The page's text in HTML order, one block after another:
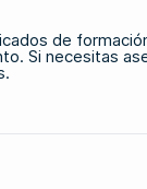
de
Si necesitas
.